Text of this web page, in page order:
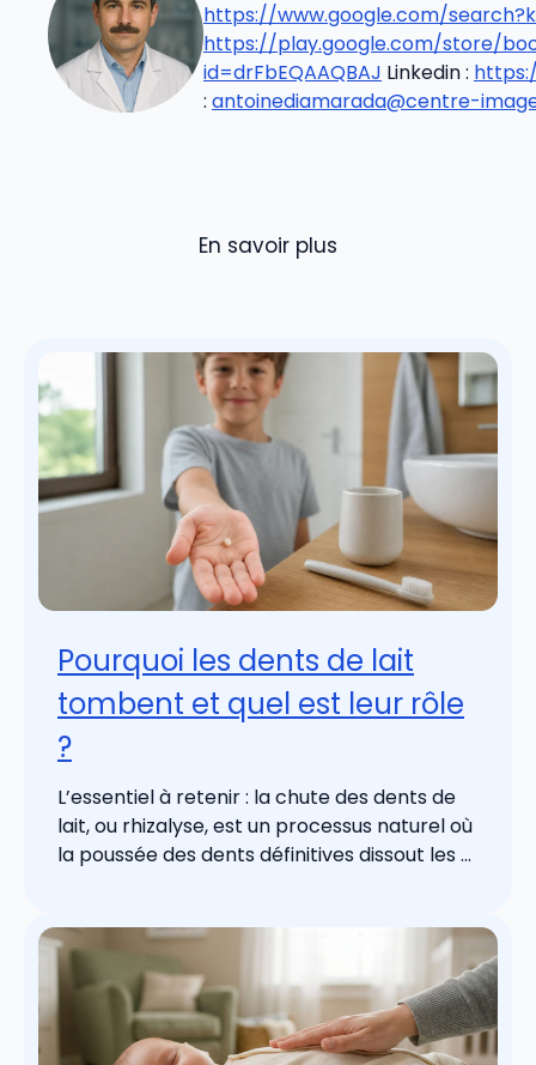
https://www.google.com/
https://play.google.com/store/
id=drFbEQAAQBAJ Linkedin :
: antoinediamarada@centre-
En savoir plus
Pourquoi les dents de lait
tombent et quel est leur rôle
?
L’essentiel à retenir : la chute des dents de
lait, ou rhizalyse, est un processus naturel où
la poussée des dents définitives dissout les ...